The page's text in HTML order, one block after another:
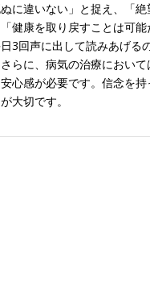
に違いない」と捉え、「絶
健康を取り戻すことは可
3回声に出して読みあげる
らに、病気の治療におい
心感が必要です。信念を
大切です。